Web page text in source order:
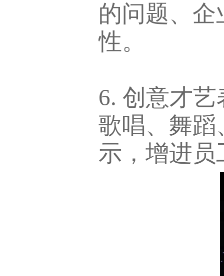
的问题、
性。
6. 创意才
歌唱、舞蹈
示，增进员